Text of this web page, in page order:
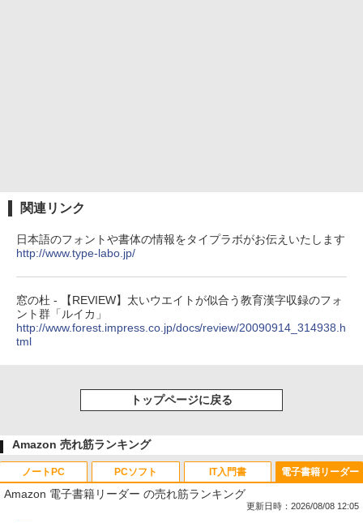
関連リンク
日本語のフォントや書体の情報をタイプラボがお伝えいたします
http://www.type-labo.jp/
窓の杜 - 【REVIEW】太いウエイトが似合う教育漢字収録のフォ
ント群「ルイカ」
http://www.forest.impress.co.jp/docs/review/20090914_314938.h
tml
トップページに戻る
Amazon 売れ筋ランキング
ノートPC PCソフト IT入門書 電子書籍リーダー
Amazon 電子書籍リーダー の売れ筋ランキング
更新日時：2026/08/08 12:05